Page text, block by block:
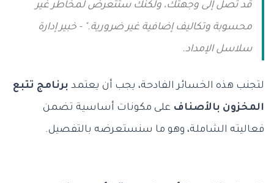
قد تصل إلى وجهتك، ولكنك ستتعرض لمخاطر غير
محسوبة وتكاليف إضافية غير ضرورية." - خبير إدارة
سلاسل الإمداد.
لتجنب هذه الخسائر الفادحة، يجب أن يعتمد برنامج تتبع
المخزون بالأصناف على مكونات أساسية تضمن
فعاليته الشاملة، وهو ما سنستعرضه بالتفصيل.